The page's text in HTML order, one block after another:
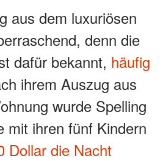
aus dem luxuriösen
denn die
dafür bekannt, häufig
ihrem Auszug aus
wurde Spelling
mit ihren fünf Kindern
Dollar die Nacht